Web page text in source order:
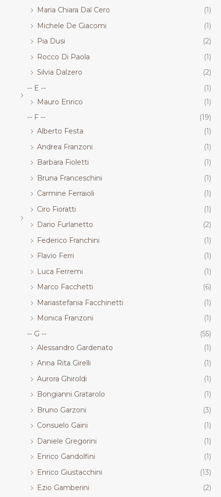
Maria Chiara Dal Cero
(1)
Michele De Giacomi
(1)
Pia Dusi
(2)
Rocco Di Paola
(1)
Silvia Dalzero
(2)
-- E --
(1)
Mauro Enrico
(1)
-- F --
(19)
Alberto Festa
(1)
Andrea Franzoni
(1)
Barbara Fioletti
(1)
Bruna Franceschini
(1)
Carmine Ferraioli
(1)
Ciro Fioratti
(1)
Dario Furlanetto
(2)
Federico Franchini
(1)
Flavio Ferri
(1)
Luca Ferremi
(1)
Marco Facchetti
(6)
Mariastefania Facchinetti
(1)
Monica Franzoni
(1)
-- G --
(55)
Alessandro Gardenato
(1)
Anna Rita Girelli
(1)
Aurora Ghiroldi
(1)
Bongianni Gratarolo
(1)
Bruno Garzoni
(3)
Consuelo Gaini
(1)
Daniele Gregorini
(1)
Enrico Gandolfini
(1)
Enrico Giustacchini
(13)
Ezio Gamberini
(2)